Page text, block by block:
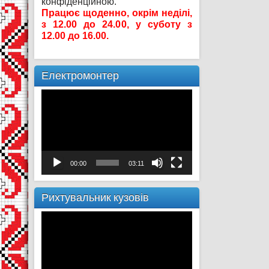
Працює щоденно, окрім неділі,
з 12.00 до 24.00, у суботу з
12.00 до 16.00.
Електромонтер
00:00 03:11
Рихтувальник кузовів